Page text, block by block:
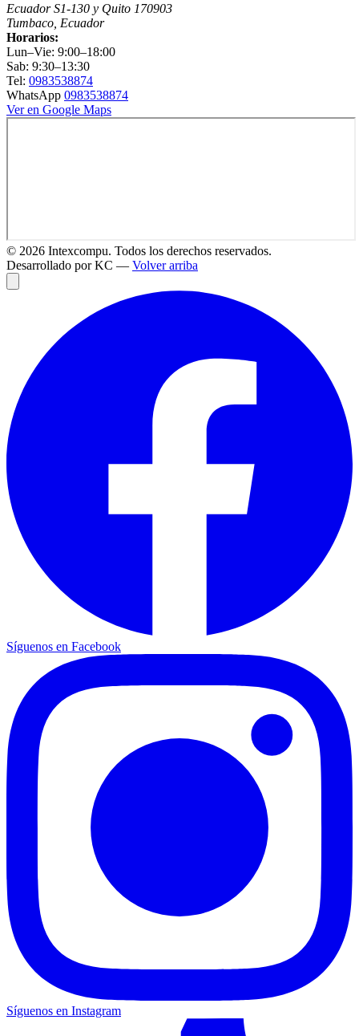
Ecuador S1-130 y Quito 170903
Tumbaco, Ecuador
Horarios:
Lun–Vie: 9:00–18:00
Sab: 9:30–13:30
Tel: 0983538874
WhatsApp 0983538874
Ver en Google Maps
© 2026 Intexcompu. Todos los derechos reservados.
Desarrollado por KC — Volver arriba
Síguenos en Facebook
Síguenos en Instagram